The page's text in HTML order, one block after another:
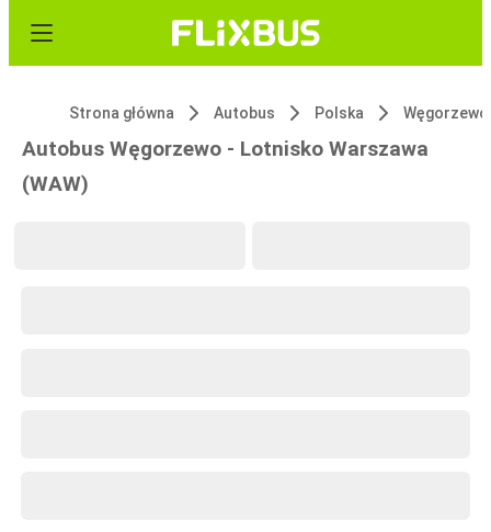
Strona główna Autobus Polska Węgorzewo
Autobus Węgorzewo - Lotnisko Warszawa
(WAW)